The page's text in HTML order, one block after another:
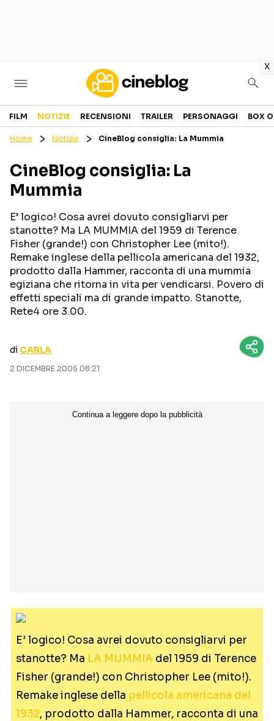
x
Cinema
GENERI
PERSONAGGI
CANALI STREAMING
Categorie
NOTIZIE
CURIOSITÀ
RECENSIONI
TRAILER
BOX OFFICE
FILM NOTIZIE RECENSIONI TRAILER PERSONAGGI BOX
Home Notizie CineBlog consiglia: La Mummia
CineBlog consiglia: La
Mummia
E’ logico! Cosa avrei dovuto consigliarvi per
stanotte? Ma LA MUMMIA del 1959 di Terence
Fisher (grande!) con Christopher Lee (mito!).
Remake inglese della pellicola americana del 1932,
prodotto dalla Hammer, racconta di una mummia
egiziana che ritorna in vita per vendicarsi. Povero di
effetti speciali ma di grande impatto. Stanotte,
Rete4 ore 3.00.
di CARLA
2 DICEMBRE 2005 08:21
E’ logico! Cosa avrei dovuto consigliarvi per
stanotte? Ma LA MUMMIA del 1959 di Terence
Fisher (grande!) con Christopher Lee (mito!).
Remake inglese della pellicola americana del
1932, prodotto dalla Hammer, racconta di una